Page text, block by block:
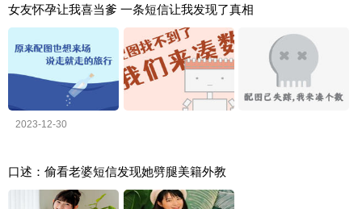
女友怀孕让我喜当爹 一条短信让我发现了真相
2023-12-30
口述：偷看老婆短信发现她劈腿美籍外教